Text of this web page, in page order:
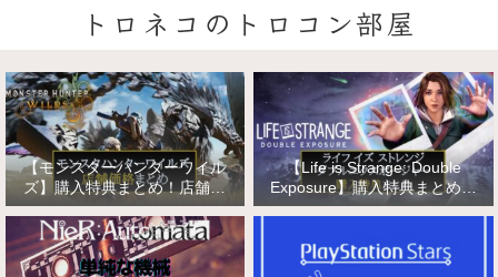
トロネコのトロコン部屋
【モンスターハンターワイル
ズ】購入特典まとめ！店舗特
典・店舗価格比較！
【Life is Strange: Double
Exposure】購入特典まとめ！
店舗特典・店舗価格比較！ライ
スポージャー